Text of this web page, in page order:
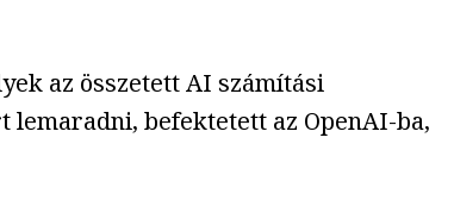
az összetett AI számítási
befektetett az OpenAI-ba,